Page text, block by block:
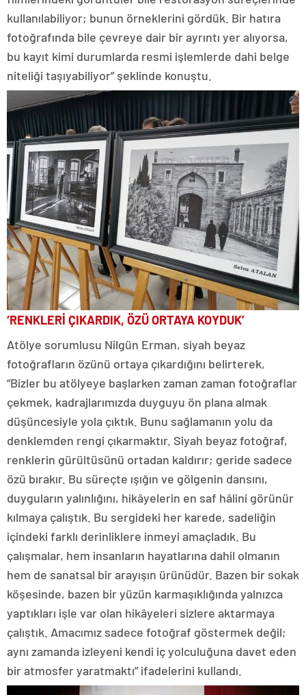
kullanılabiliyor; bunun örneklerini gördük. Bir hatıra
fotoğrafında bile çevreye dair bir ayrıntı yer alıyorsa,
bu kayıt kimi durumlarda resmi işlemlerde dahi belge
niteliği taşıyabiliyor” şeklinde konuştu.
‘RENKLERİ ÇIKARDIK, ÖZÜ ORTAYA KOYDUK’
Atölye sorumlusu Nilgün Erman, siyah beyaz
fotoğrafların özünü ortaya çıkardığını belirterek,
“Bizler bu atölyeye başlarken zaman zaman fotoğraflar
çekmek, kadrajlarımızda duyguyu ön plana almak
düşüncesiyle yola çıktık. Bunu sağlamanın yolu da
denklemden rengi çıkarmaktır. Siyah beyaz fotoğraf,
renklerin gürültüsünü ortadan kaldırır; geride sadece
özü bırakır. Bu süreçte ışığın ve gölgenin dansını,
duyguların yalınlığını, hikâyelerin en saf hâlini görünür
kılmaya çalıştık. Bu sergideki her karede, sadeliğin
içindeki farklı derinliklere inmeyi amaçladık. Bu
çalışmalar, hem insanların hayatlarına dahil olmanın
hem de sanatsal bir arayışın ürünüdür. Bazen bir sokak
köşesinde, bazen bir yüzün karmaşıklığında yalnızca
yaptıkları işle var olan hikâyeleri sizlere aktarmaya
çalıştık. Amacımız sadece fotoğraf göstermek değil;
aynı zamanda izleyeni kendi iç yolculuğuna davet eden
bir atmosfer yaratmaktı” ifadelerini kullandı.